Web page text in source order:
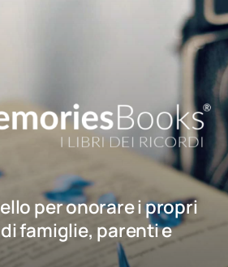
per onorare i propri
famiglie, parenti e